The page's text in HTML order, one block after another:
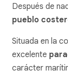
Después de
pueblo
Situada en la
excelente
carácter